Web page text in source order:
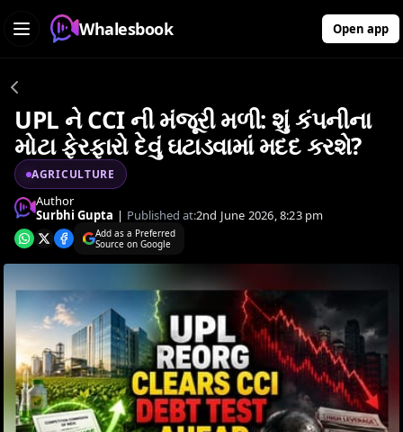
Whalesbook Open app
UPL ને CCI ની મંજૂરી મળી: શું કંપનીના
મોટા ફેરફારો દેવું ઘટાડવામાં મદદ કરશે?
AGRICULTURE
Author
Surbhi Gupta | Published at:2nd June 2026, 8:23 pm
Add as a Preferred
Source on Google